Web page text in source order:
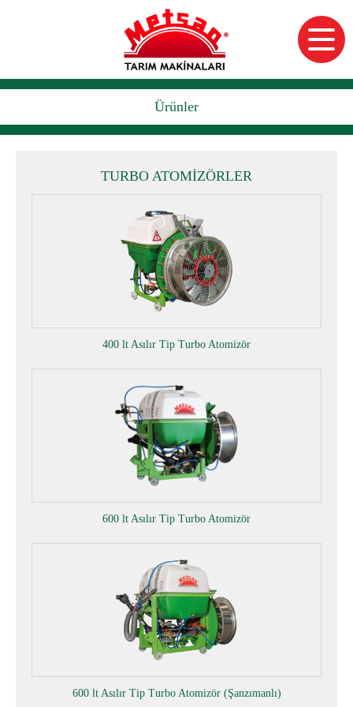
Ürünler
TURBO ATOMİZÖRLER
400 lt Asılır Tip Turbo Atomizör
600 lt Asılır Tip Turbo Atomizör
600 lt Asılır Tip Turbo Atomizör (Şanzımanlı)